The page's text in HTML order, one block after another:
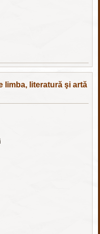
limba, literatură şi artă